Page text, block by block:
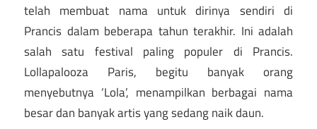
telah membuat nama untuk dirinya sendiri di
Prancis dalam beberapa tahun terakhir. Ini adalah
salah satu festival paling populer di Prancis.
Lollapalooza Paris, begitu banyak orang
menyebutnya ‘Lola’, menampilkan berbagai nama
besar dan banyak artis yang sedang naik daun.